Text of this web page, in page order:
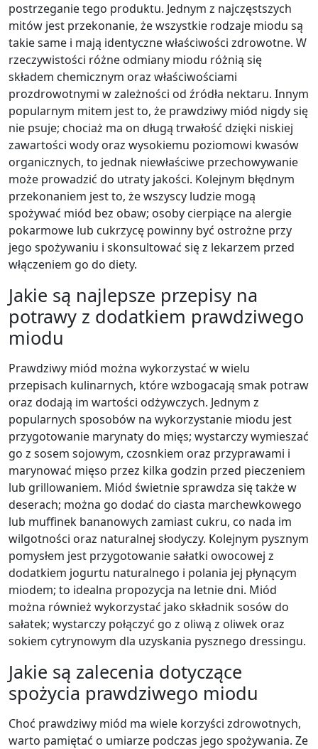
postrzeganie tego produktu. Jednym z najczęstszych
mitów jest przekonanie, że wszystkie rodzaje miodu są
takie same i mają identyczne właściwości zdrowotne. W
rzeczywistości różne odmiany miodu różnią się
składem chemicznym oraz właściwościami
prozdrowotnymi w zależności od źródła nektaru. Innym
popularnym mitem jest to, że prawdziwy miód nigdy się
nie psuje; chociaż ma on długą trwałość dzięki niskiej
zawartości wody oraz wysokiemu poziomowi kwasów
organicznych, to jednak niewłaściwe przechowywanie
może prowadzić do utraty jakości. Kolejnym błędnym
przekonaniem jest to, że wszyscy ludzie mogą
spożywać miód bez obaw; osoby cierpiące na alergie
pokarmowe lub cukrzycę powinny być ostrożne przy
jego spożywaniu i skonsultować się z lekarzem przed
włączeniem go do diety.
Jakie są najlepsze przepisy na
potrawy z dodatkiem prawdziwego
miodu
Prawdziwy miód można wykorzystać w wielu
przepisach kulinarnych, które wzbogacają smak potraw
oraz dodają im wartości odżywczych. Jednym z
popularnych sposobów na wykorzystanie miodu jest
przygotowanie marynaty do mięs; wystarczy wymieszać
go z sosem sojowym, czosnkiem oraz przyprawami i
marynować mięso przez kilka godzin przed pieczeniem
lub grillowaniem. Miód świetnie sprawdza się także w
deserach; można go dodać do ciasta marchewkowego
lub muffinek bananowych zamiast cukru, co nada im
wilgotności oraz naturalnej słodyczy. Kolejnym pysznym
pomysłem jest przygotowanie sałatki owocowej z
dodatkiem jogurtu naturalnego i polania jej płynącym
miodem; to idealna propozycja na letnie dni. Miód
można również wykorzystać jako składnik sosów do
sałatek; wystarczy połączyć go z oliwą z oliwek oraz
sokiem cytrynowym dla uzyskania pysznego dressingu.
Jakie są zalecenia dotyczące
spożycia prawdziwego miodu
Choć prawdziwy miód ma wiele korzyści zdrowotnych,
warto pamiętać o umiarze podczas jego spożywania. Ze